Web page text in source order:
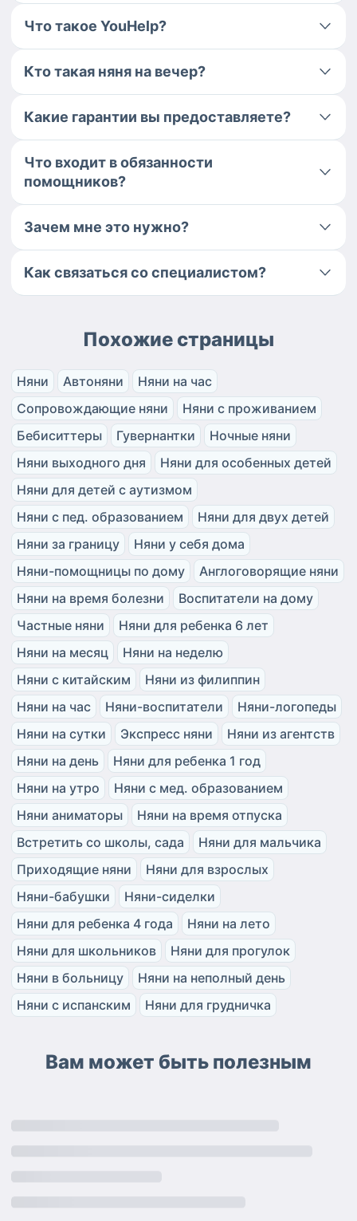
Что такое YouHelp?
Кто такая няня на вечер?
Какие гарантии вы предоставляете?
Что входит в обязанности
помощников?
Зачем мне это нужно?
Как связаться со специалистом?
Похожие страницы
Няни Автоняни
Няни на час
Сопровождающие няни
Няни с проживанием
Бебиситтеры
Гувернантки
Ночные няни
Няни выходного дня
Няни для особенных детей
Няни для детей с аутизмом
Няни с пед. образованием
Няни для двух детей
Няни за границу
Няни у себя дома
Няни-помощницы по дому
Англоговорящие няни
Няни на время болезни
Воспитатели на дому
Частные няни
Няни для ребенка 6 лет
Няни на месяц
Няни на неделю
Няни с китайским
Няни из филиппин
Няни на час
Няни-воспитатели
Няни-логопеды
Няни на сутки
Экспресс няни
Няни из агентств
Няни на день
Няни для ребенка 1 год
Няни на утро
Няни с мед. образованием
Няни аниматоры
Няни на время отпуска
Встретить со школы, сада
Няни для мальчика
Приходящие няни
Няни для взрослых
Няни-бабушки
Няни-сиделки
Няни для ребенка 4 года
Няни на лето
Няни для школьников
Няни для прогулок
Няни в больницу
Няни на неполный день
Няни с испанским
Няни для грудничка
Вам может быть полезным